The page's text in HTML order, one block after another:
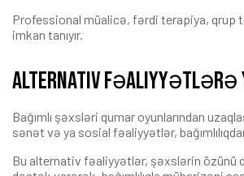
Professional müalicə, fərdi terapiya, qrup
imkan tanıyır.
Alternativ fəaliyyətlərə
Bağımlı şəxsləri qumar oyunlarından
sənət və ya sosial fəaliyyətlər,
Bu alternativ fəaliyyətlər, şəxslərin özünü